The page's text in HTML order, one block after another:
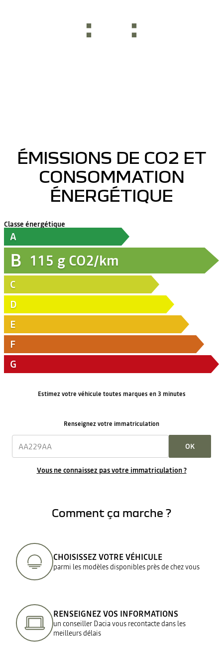
ÉMISSIONS DE CO2 ET
CONSOMMATION
ÉNERGÉTIQUE
Classe énergétique
A
B 115 g CO2/km
C
D
E
F
G
Estimez votre véhicule toutes marques en 3 minutes
Renseignez votre immatriculation
OK
Vous ne connaissez pas votre immatriculation ?
Comment ça marche ?
CHOISISSEZ VOTRE VÉHICULE
parmi les modèles disponibles près de chez vous
RENSEIGNEZ VOS INFORMATIONS
un conseiller Dacia vous recontacte dans les
meilleurs délais